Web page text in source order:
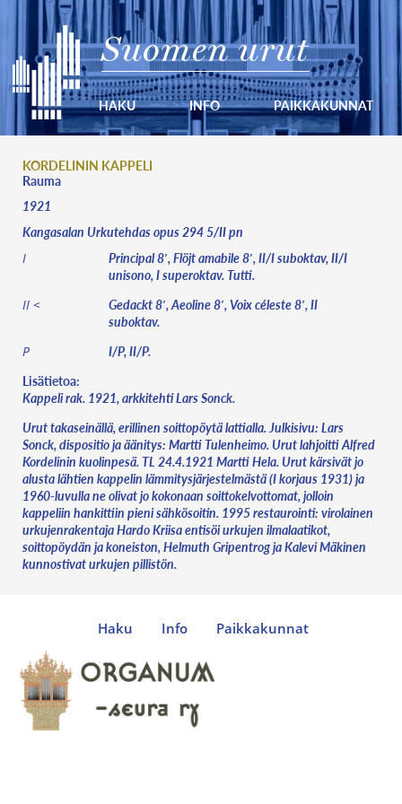
Suomen urut
HAKU INFO PAIKKAKUNNAT
KORDELININ KAPPELI
Rauma
1921
Kangasalan Urkutehdas opus 294 5/II pn
I
Principal 8′, Flöjt amabile 8′, II/I suboktav, II/I
unisono, I superoktav. Tutti.
II <
Gedackt 8′, Aeoline 8′, Voix céleste 8′, II
suboktav.
P
I/P, II/P.
Lisätietoa:
Kappeli rak. 1921, arkkitehti Lars Sonck.
Urut takaseinällä, erillinen soittopöytä lattialla. Julkisivu: Lars
Sonck, dispositio ja äänitys: Martti Tulenheimo. Urut lahjoitti Alfred
Kordelinin kuolinpesä. TL 24.4.1921 Martti Hela. Urut kärsivät jo
alusta lähtien kappelin lämmitysjärjestelmästä (I korjaus 1931) ja
1960-luvulla ne olivat jo kokonaan soittokelvottomat, jolloin
kappeliin hankittiin pieni sähkösoitin. 1995 restaurointi: virolainen
urkujenrakentaja Hardo Kriisa entisöi urkujen ilmalaatikot,
soittopöydän ja koneiston, Helmuth Gripentrog ja Kalevi Mäkinen
kunnostivat urkujen pillistön.
Haku Info Paikkakunnat